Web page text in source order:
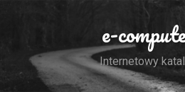
e-
Internetowy